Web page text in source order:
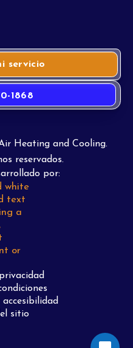
servicio
1868
Heating and Cooling.
reservados.
por:
accesibilidad
sitio